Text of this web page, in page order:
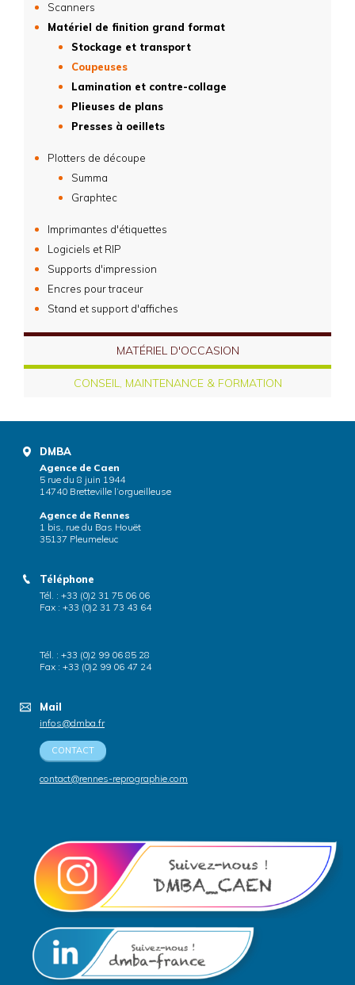
Scanners
Matériel de finition grand format
Stockage et transport
Coupeuses
Lamination et contre-collage
Plieuses de plans
Presses à oeillets
Plotters de découpe
Summa
Graphtec
Imprimantes d'étiquettes
Logiciels et RIP
Supports d'impression
Encres pour traceur
Stand et support d'affiches
MATÉRIEL D'OCCASION
CONSEIL, MAINTENANCE & FORMATION
DMBA
Agence de Caen
5 rue du 8 juin 1944
14740 Bretteville l’orgueilleuse
Agence de Rennes
1 bis, rue du Bas Houët
35137 Pleumeleuc
Téléphone
Tél. : +33 (0)2 31 75 06 06
Fax : +33 (0)2 31 73 43 64
Tél. : +33 (0)2 99 06 85 28
Fax : +33 (0)2 99 06 47 24
Mail
infos@dmba.fr
CONTACT
contact@rennes-reprographie.com